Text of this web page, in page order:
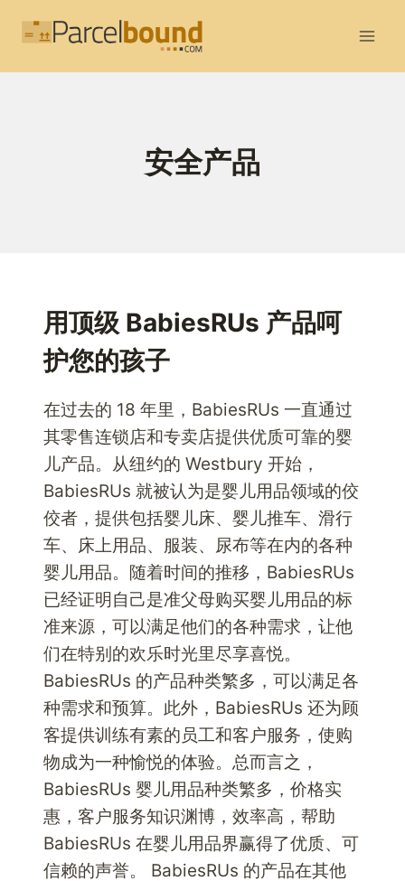
安全产品
用顶级 BabiesRUs 产品呵
护您的孩子
在过去的 18 年里，BabiesRUs 一直通过
其零售连锁店和专卖店提供优质可靠的婴
儿产品。从纽约的 Westbury 开始，
BabiesRUs 就被认为是婴儿用品领域的佼
佼者，提供包括婴儿床、婴儿推车、滑行
车、床上用品、服装、尿布等在内的各种
婴儿用品。随着时间的推移，BabiesRUs
已经证明自己是准父母购买婴儿用品的标
准来源，可以满足他们的各种需求，让他
们在特别的欢乐时光里尽享喜悦。
BabiesRUs 的产品种类繁多，可以满足各
种需求和预算。此外，BabiesRUs 还为顾
客提供训练有素的员工和客户服务，使购
物成为一种愉悦的体验。总而言之，
BabiesRUs 婴儿用品种类繁多，价格实
惠，客户服务知识渊博，效率高，帮助
BabiesRUs 在婴儿用品界赢得了优质、可
信赖的声誉。 BabiesRUs 的产品在其他